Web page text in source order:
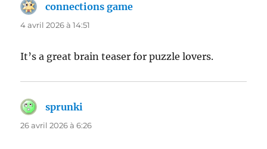
connections game
4 avril 2026 à 14:51
It’s a great brain teaser for puzzle lovers.
sprunki
26 avril 2026 à 6:26